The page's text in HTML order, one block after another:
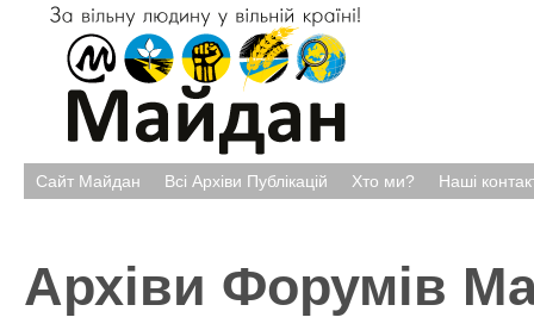
Сайт Майдан Всі Архіви Публікацій Хто ми? Наші
Архіви Форумів